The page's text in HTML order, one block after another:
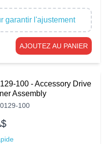
garantir l'ajustement
AJOUTEZ AU PANIER
100 - Accessory Drive
Assembly
100